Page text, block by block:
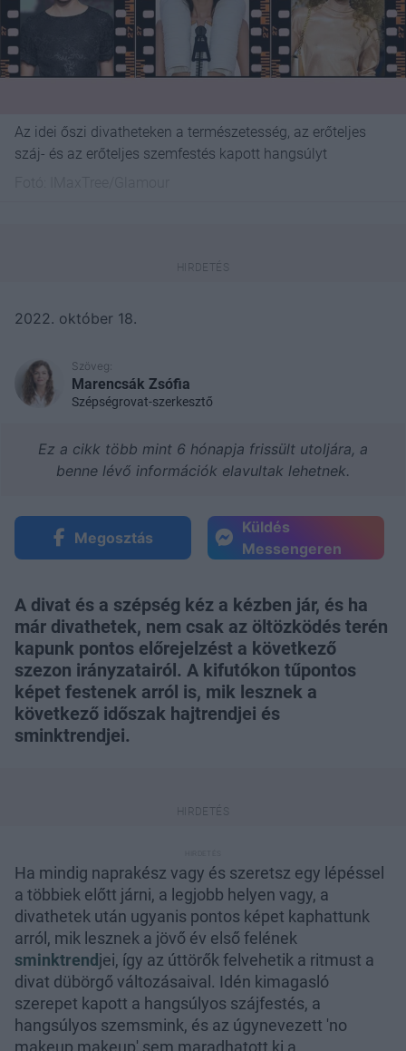
Az idei őszi divatheteken a természetesség, az erőteljes
száj- és az erőteljes szemfestés kapott hangsúlyt
2022. október 18.
Szöveg:
Marencsák Zsófia
Szépségrovat-szerkesztő
Ez a cikk több mint 6 hónapja frissült utoljára, a
benne lévő információk elavultak lehetnek.
Megosztás
Küldés
Messengeren
A divat és a szépség kéz a kézben jár, és ha
már divathetek, nem csak az öltözködés terén
kapunk pontos előrejelzést a következő
szezon irányzatairól. A kifutókon tűpontos
képet festenek arról is, mik lesznek a
következő időszak hajtrendjei és
sminktrendjei.
Ha mindig naprakész vagy és szeretsz egy lépéssel
a többiek előtt járni, a legjobb helyen vagy, a
divathetek után ugyanis pontos képet kaphattunk
arról, mik lesznek a jövő év első felének
sminktrendjei, így az úttörők felvehetik a ritmust a
divat dübörgő változásaival. Idén kimagasló
szerepet kapott a hangsúlyos szájfestés, a
hangsúlyos szemsmink, és az úgynevezett 'no
makeup makeup' sem maradhatott ki a